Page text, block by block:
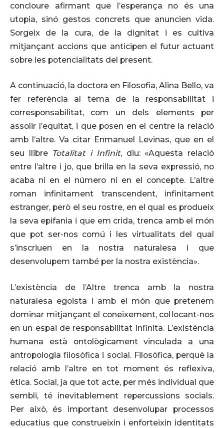
concloure afirmant que l’esperança no és una
utopia, sinó gestos concrets que anuncien vida.
Sorgeix de la cura, de la dignitat i es cultiva
mitjançant accions que anticipen el futur actuant
sobre les potencialitats del present.
A continuació, la doctora en Filosofia, Alina Bello, va
fer referència al tema de la responsabilitat i
corresponsabilitat, com un dels elements per
assolir l’equitat, i que posen en el centre la relació
amb l’altre. Va citar Enmanuel Levinas, que en el
seu llibre Totalitat i Infinit, diu: «Aquesta relació
entre l’altre i jo, que brilla en la seva expressió, no
acaba ni en el número ni en el concepte. L’altre
roman infinitament transcendent, infinitament
estranger, però el seu rostre, en el qual es produeix
la seva epifania i que em crida, trenca amb el món
que pot ser-nos comú i les virtualitats del qual
s’inscriuen en la nostra naturalesa i que
desenvolupem també per la nostra existència».
L’existència de l’Altre trenca amb la nostra
naturalesa egoista i amb el món que pretenem
dominar mitjançant el coneixement, col·locant-nos
en un espai de responsabilitat infinita. L’existència
humana està ontològicament vinculada a una
antropologia filosòfica i social. Filosòfica, perquè la
relació amb l’altre en tot moment és reflexiva,
ètica. Social, ja que tot acte, per més individual que
sembli, té inevitablement repercussions socials.
Per això, és important desenvolupar processos
educatius que construeixin i enforteixin identitats